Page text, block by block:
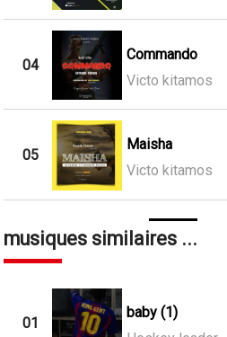
04
Commando
Victo kitamos
05
Maisha
Victo kitamos
musiques similaires ...
01
baby (1)